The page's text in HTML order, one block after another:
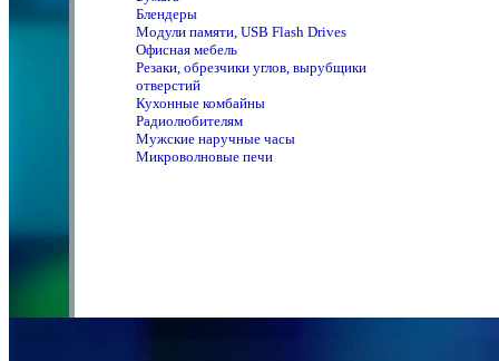
Блендеры
Модули памяти, USB Flash Drives
Офисная мебель
Резаки, обрезчики углов, вырубщики
отверстий
Кухонные комбайны
Радиолюбителям
Мужские наручные часы
Микроволновые печи